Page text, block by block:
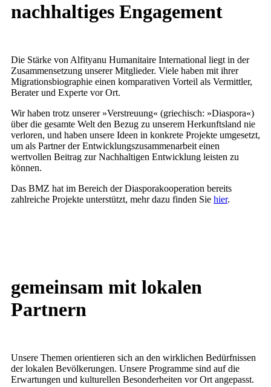
nachhaltiges Engagement
Die Stärke von Alfityanu Humanitaire International liegt in der
Zusammensetzung unserer Mitglieder. Viele haben mit ihrer
Migrationsbiographie einen komparativen Vorteil als Vermittler,
Berater und Experte vor Ort.
Wir haben trotz unserer »Verstreuung« (griechisch: »Diaspora«)
über die gesamte Welt den Bezug zu unserem Herkunftsland nie
verloren, und haben unsere Ideen in konkrete Projekte umgesetzt,
um als Partner der Entwicklungszusammenarbeit einen
wertvollen Beitrag zur Nachhaltigen Entwicklung leisten zu
können.
Das BMZ hat im Bereich der Diasporakooperation bereits
zahlreiche Projekte unterstützt, mehr dazu finden Sie hier.
gemeinsam mit lokalen
Partnern
Unsere Themen orientieren sich an den wirklichen Bedürfnissen
der lokalen Bevölkerungen. Unsere Programme sind auf die
Erwartungen und kulturellen Besonderheiten vor Ort angepasst.